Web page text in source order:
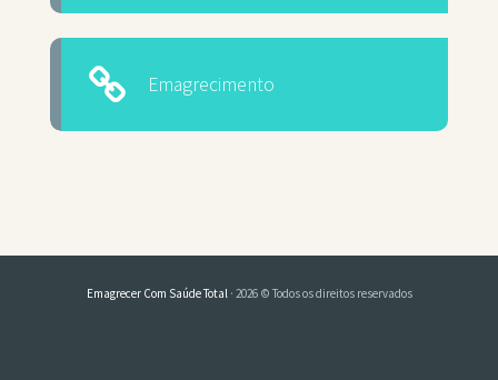
Emagrecimento
Emagrecer Com Saúde Total · 2026 © Todos os direitos reservados